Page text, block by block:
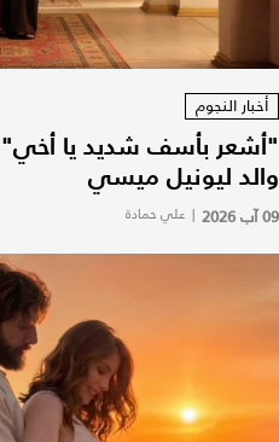
أخبار النجوم
"أشعر بأسف شديد يا
والد ليونيل ميسي
09 آب 2026 | علي حمادة